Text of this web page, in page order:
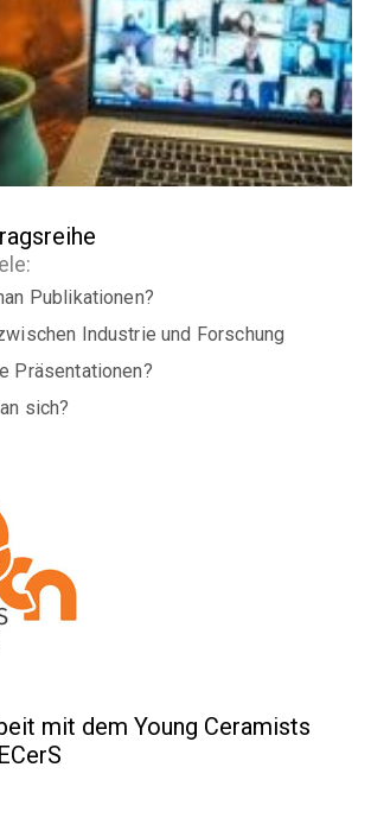
Publikationen
für Energieanwendungen"
in der Umwelttechnik"
für die Optik"
kristalline Multifunktionswerkstoffe
Metall-Verbindungen
und Arbeitsschutz
Publikationen?
Industrie und Forschung
Präsentationen?
sich?
mit dem Young Ceramists